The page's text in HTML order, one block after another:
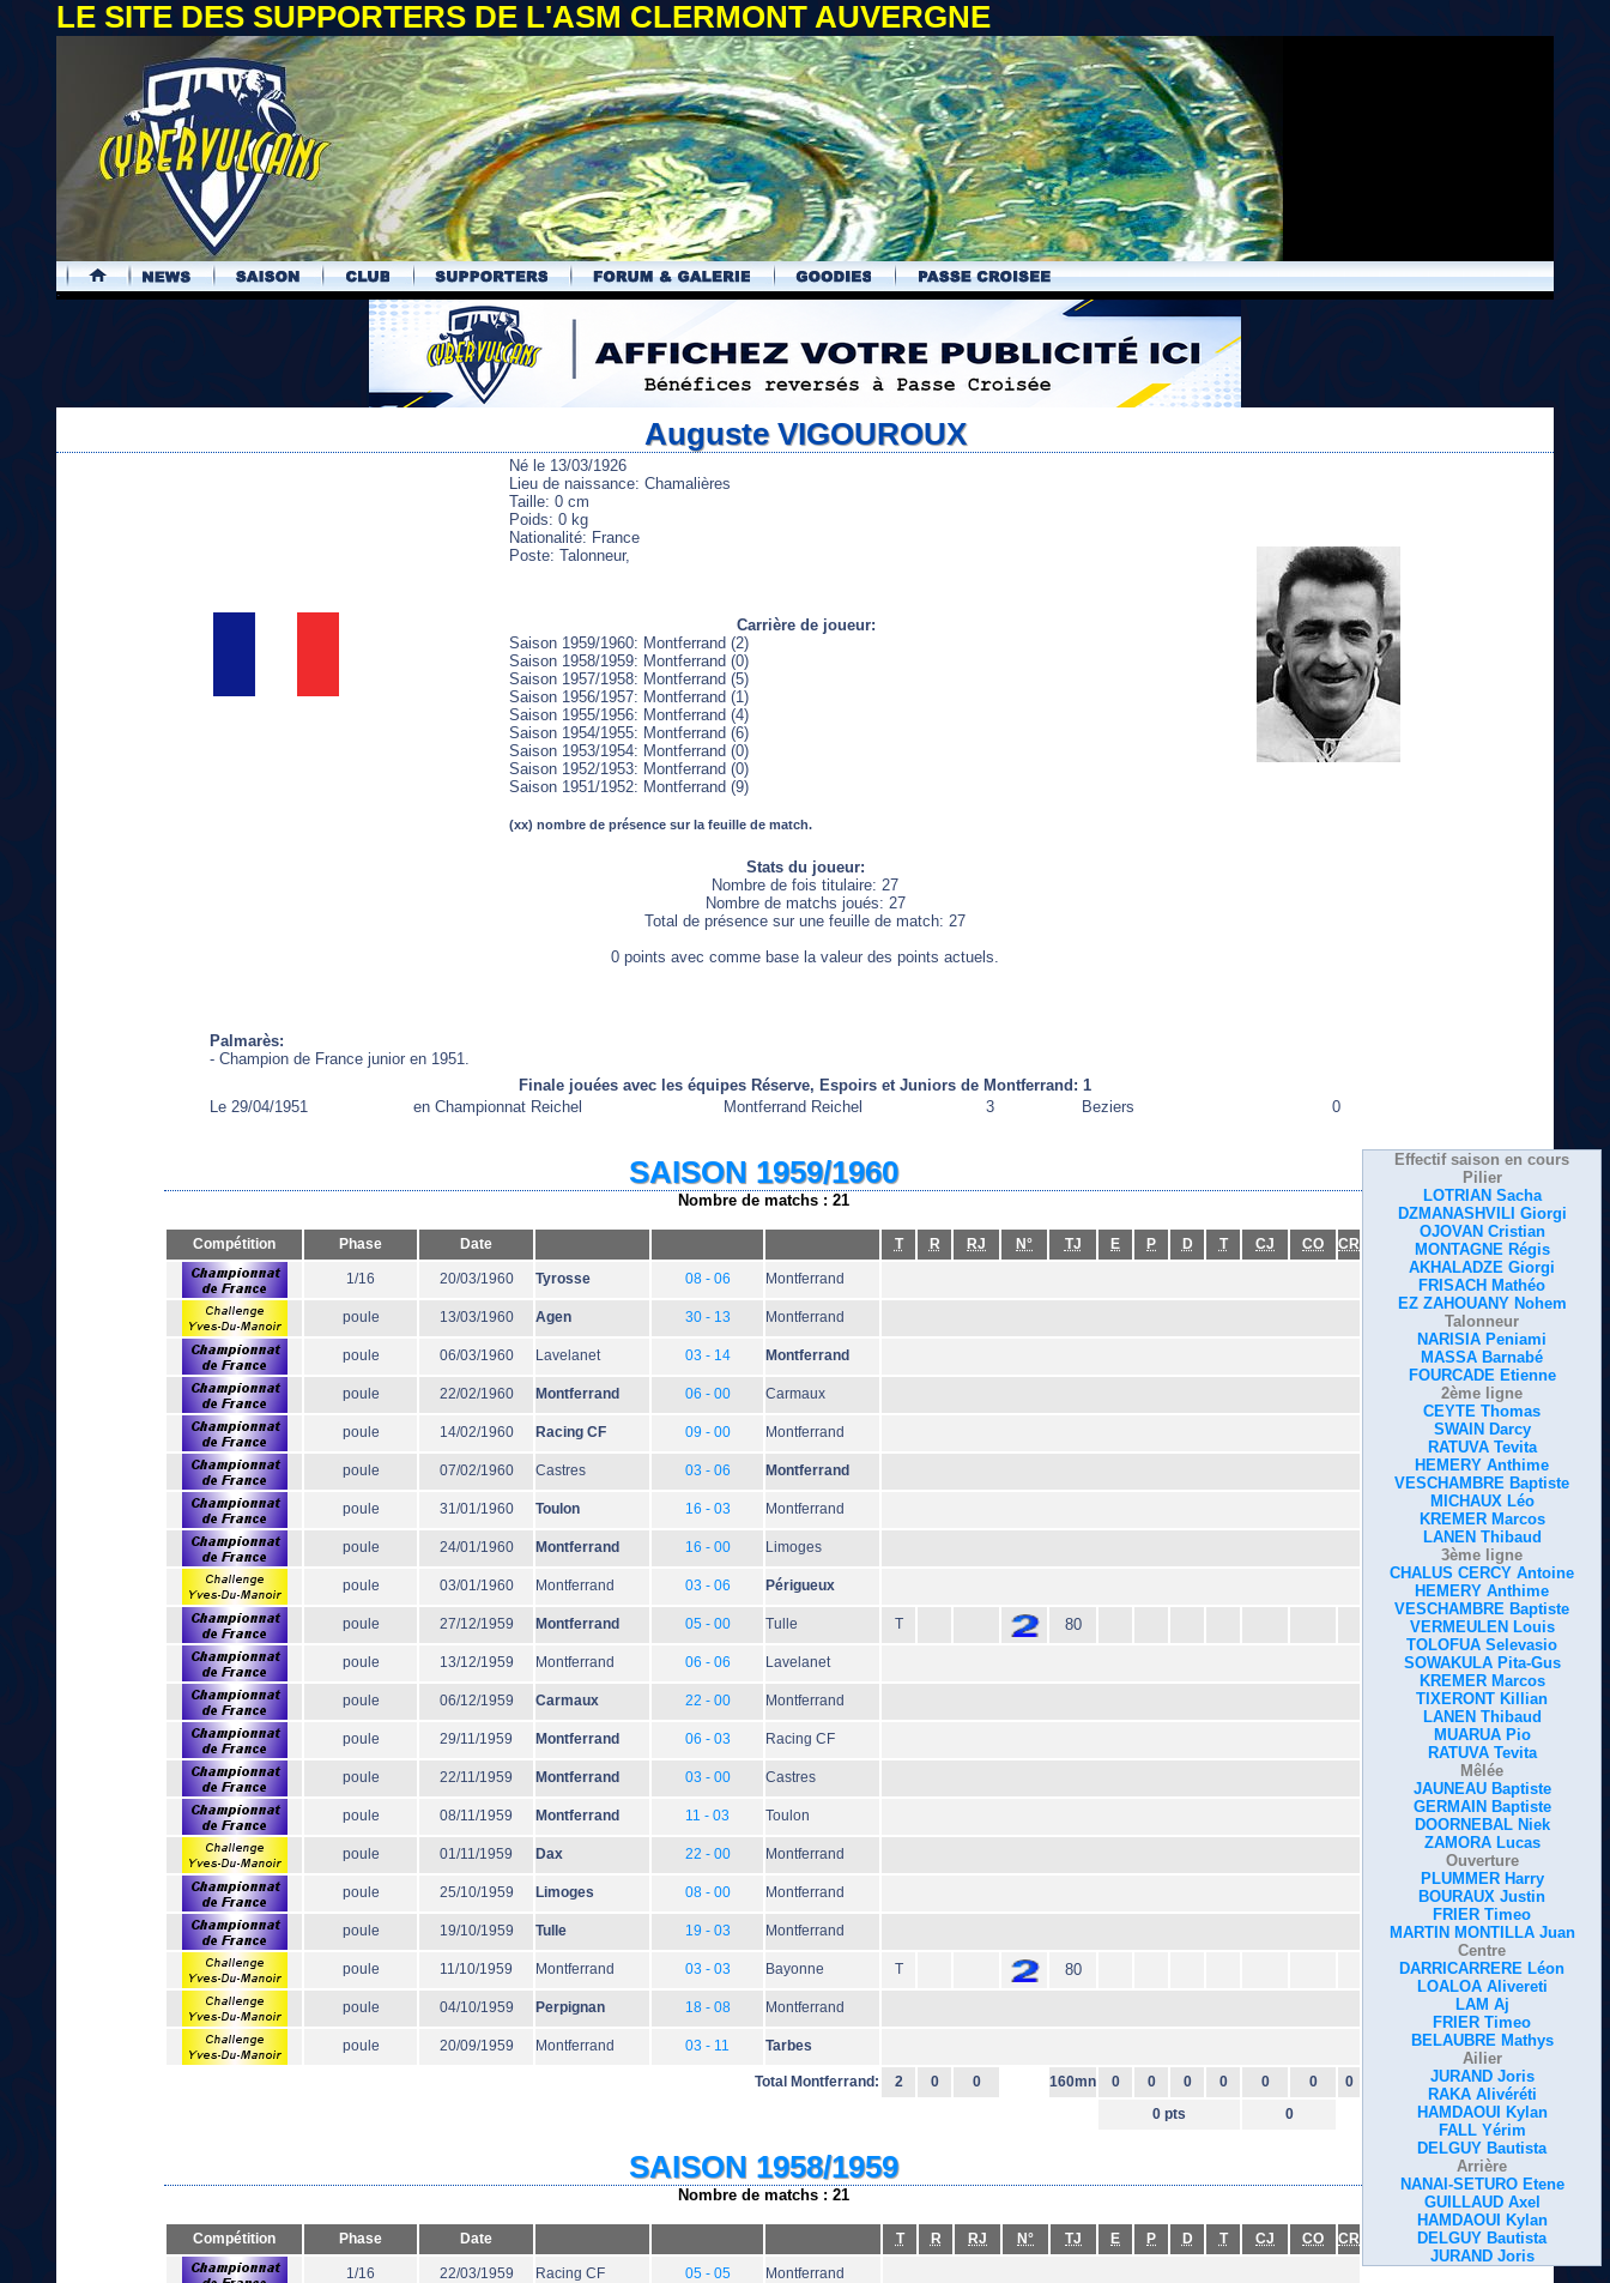
LE SITE DES SUPPORTERS DE L'ASM CLERMONT AUVERGNE
.
Auguste VIGOUROUX
Né le 13/03/1926
Lieu de naissance: Chamalières
Taille: 0 cm
Poids: 0 kg
Nationalité: France
Poste: Talonneur,
Carrière de joueur:
Saison 1959/1960: Montferrand (2)
Saison 1958/1959: Montferrand (0)
Saison 1957/1958: Montferrand (5)
Saison 1956/1957: Montferrand (1)
Saison 1955/1956: Montferrand (4)
Saison 1954/1955: Montferrand (6)
Saison 1953/1954: Montferrand (0)
Saison 1952/1953: Montferrand (0)
Saison 1951/1952: Montferrand (9)
(xx) nombre de présence sur la feuille de match.
Stats du joueur:
Nombre de fois titulaire: 27
Nombre de matchs joués: 27
Total de présence sur une feuille de match: 27
0 points avec comme base la valeur des points actuels.
Palmarès:
- Champion de France junior en 1951.
Finale jouées avec les équipes Réserve, Espoirs et Juniors de Montferrand: 1
Le 29/04/1951
en Championnat Reichel Montferrand Reichel 3 Beziers 0
Effectif saison en cours
Pilier
LOTRIAN Sacha
DZMANASHVILI Giorgi
OJOVAN Cristian
MONTAGNE Régis
AKHALADZE Giorgi
FRISACH Mathéo
EZ ZAHOUANY Nohem
Talonneur
NARISIA Peniami
MASSA Barnabé
FOURCADE Etienne
2ème ligne
CEYTE Thomas
SWAIN Darcy
RATUVA Tevita
HEMERY Anthime
VESCHAMBRE Baptiste
MICHAUX Léo
KREMER Marcos
LANEN Thibaud
3ème ligne
CHALUS CERCY Antoine
HEMERY Anthime
VESCHAMBRE Baptiste
VERMEULEN Louis
TOLOFUA Selevasio
SOWAKULA Pita-Gus
KREMER Marcos
TIXERONT Killian
LANEN Thibaud
MUARUA Pio
RATUVA Tevita
Mêlée
JAUNEAU Baptiste
GERMAIN Baptiste
DOORNEBAL Niek
ZAMORA Lucas
Ouverture
PLUMMER Harry
BOURAUX Justin
FRIER Timeo
MARTIN MONTILLA Juan
Centre
DARRICARRERE Léon
LOALOA Alivereti
LAM Aj
FRIER Timeo
BELAUBRE Mathys
Ailier
JURAND Joris
RAKA Alivéréti
HAMDAOUI Kylan
FALL Yérim
DELGUY Bautista
Arrière
NANAI-SETURO Etene
GUILLAUD Axel
HAMDAOUI Kylan
DELGUY Bautista
JURAND Joris
SAISON 1959/1960
Nombre de matchs : 21
Compétition Phase Date T R RJ N° TJ E P D T CJ CO CR
1/16 20/03/1960 Tyrosse 08 - 06 Montferrand
poule 13/03/1960 Agen 30 - 13 Montferrand
poule 06/03/1960 Lavelanet 03 - 14 Montferrand
poule 22/02/1960 Montferrand 06 - 00 Carmaux
poule 14/02/1960 Racing CF 09 - 00 Montferrand
poule 07/02/1960 Castres 03 - 06 Montferrand
poule 31/01/1960 Toulon 16 - 03 Montferrand
poule 24/01/1960 Montferrand 16 - 00 Limoges
poule 03/01/1960 Montferrand 03 - 06 Périgueux
poule 27/12/1959 Montferrand 05 - 00 Tulle T 80
poule 13/12/1959 Montferrand 06 - 06 Lavelanet
poule 06/12/1959 Carmaux 22 - 00 Montferrand
poule 29/11/1959 Montferrand 06 - 03 Racing CF
poule 22/11/1959 Montferrand 03 - 00 Castres
poule 08/11/1959 Montferrand 11 - 03 Toulon
poule 01/11/1959 Dax 22 - 00 Montferrand
poule 25/10/1959 Limoges 08 - 00 Montferrand
poule 19/10/1959 Tulle 19 - 03 Montferrand
poule 11/10/1959 Montferrand 03 - 03 Bayonne T 80
poule 04/10/1959 Perpignan 18 - 08 Montferrand
poule 20/09/1959 Montferrand 03 - 11 Tarbes
Total Montferrand: 2 0 0 160mn 0 0 0 0 0 0
0
0 pts
0
SAISON 1958/1959
Nombre de matchs : 21
Compétition Phase Date T R RJ N° TJ E P D T CJ CO CR
1/16 22/03/1959 Racing CF 05 - 05 Montferrand